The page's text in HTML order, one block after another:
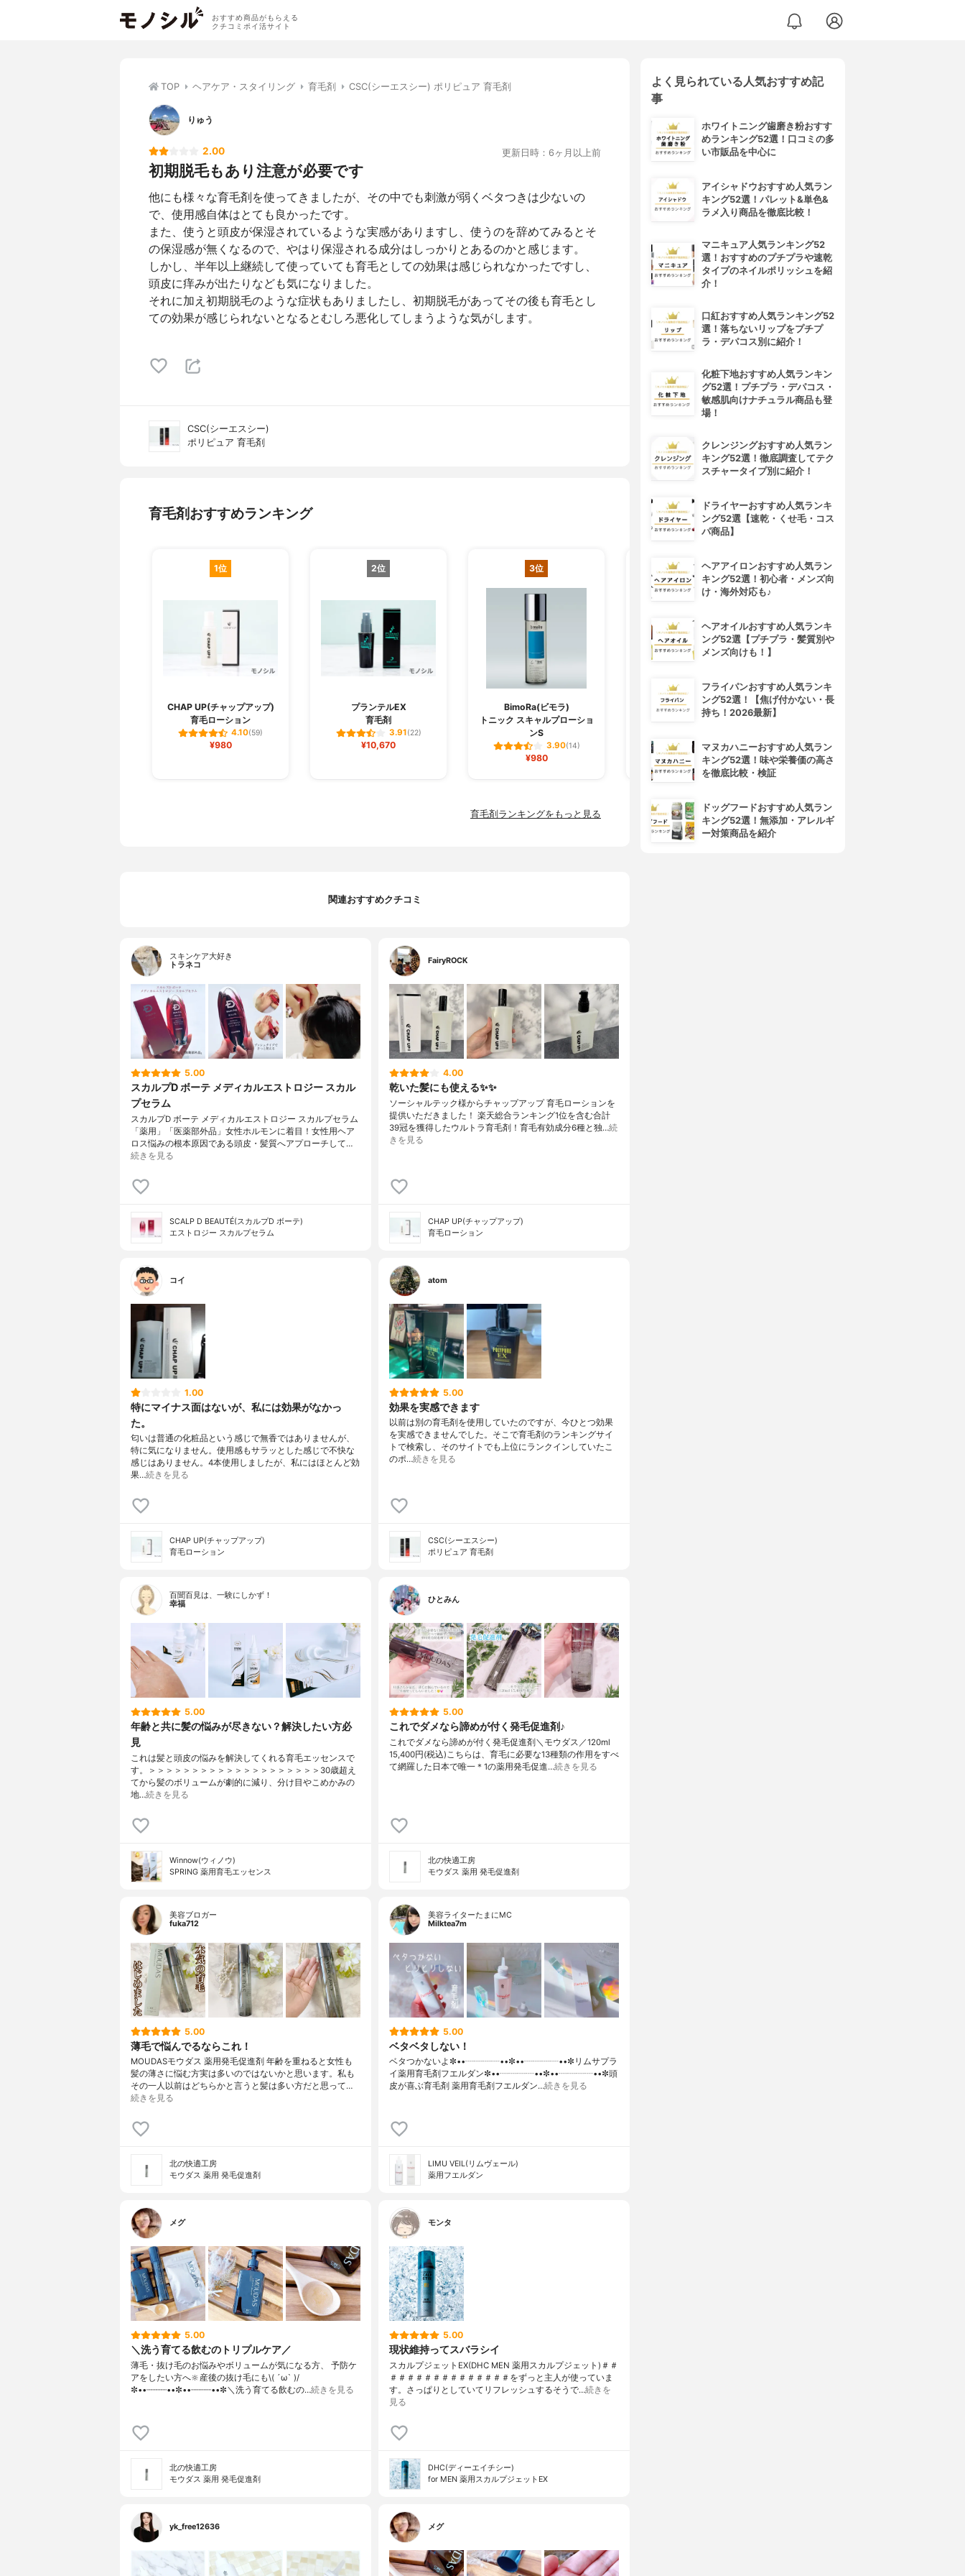
おすすめ商品がもらえる
クチコミポイ活サイト
TOP ヘアケア・スタイリング 育毛剤 CSC(シーエスシー) ポリピュア 育毛剤
りゅう
2.00 更新日時：6ヶ月以上前
初期脱毛もあり注意が必要です
他にも様々な育毛剤を使ってきましたが、その中でも刺激が弱くベタつきは少ないの
で、使用感自体はとても良かったです。
また、使うと頭皮が保湿されているような実感がありますし、使うのを辞めてみるとそ
の保湿感が無くなるので、やはり保湿される成分はしっかりとあるのかと感じます。
しかし、半年以上継続して使っていても育毛としての効果は感じられなかったですし、
頭皮に痒みが出たりなども気になりました。
それに加え初期脱毛のような症状もありましたし、初期脱毛があってその後も育毛とし
ての効果が感じられないとなるとむしろ悪化してしまうような気がします。
CSC(シーエスシー)
ポリピュア 育毛剤
育毛剤おすすめランキング
1位
CHAP UP(チャップアップ)
育毛ローション
4.10(59)
¥980
2位
プランテルEX
育毛剤
3.91(22)
¥10,670
3位
BimoRa(ビモラ)
トニック スキャルプローショ
ンS
3.90(14)
¥980
4位
&GINO(アンドジーノ)
プレミアムグローパワー
¥9,020
FINJIA(フィンジア)
育毛剤ランキングをもっと見る
関連おすすめクチコミ
スキンケア大好き
トラネコ
5.00
スカルプD ボーテ メディカルエストロジー スカル
プセラム
スカルプD ボーテ メディカルエストロジー スカルプセラム
「薬用」「医薬部外品」女性ホルモンに着目！女性用ヘア
ロス悩みの根本原因である頭皮・髪質へアプローチして…
続きを見る
SCALP D BEAUTÉ(スカルプD ボーテ)
エストロジー スカルプセラム
FairyROCK
4.00
乾いた髪にも使える✨✨
ソーシャルテック様からチャップアップ 育毛ローションを
提供いただきました！ 楽天総合ランキング1位を含む合計
39冠を獲得したウルトラ育毛剤！育毛有効成分6種と独…続
きを見る
CHAP UP(チャップアップ)
育毛ローション
コイ
1.00
特にマイナス面はないが、私には効果がなかっ
た。
匂いは普通の化粧品という感じで無香ではありませんが、
特に気になりません。使用感もサラッとした感じで不快な
感じはありません。4本使用しましたが、私にはほとんど効
果…続きを見る
CHAP UP(チャップアップ)
育毛ローション
atom
5.00
効果を実感できます
以前は別の育毛剤を使用していたのですが、今ひとつ効果
を実感できませんでした。そこで育毛剤のランキングサイ
トで検索し、そのサイトでも上位にランクインしていたこ
のポ…続きを見る
CSC(シーエスシー)
ポリピュア 育毛剤
百聞百見は、一験にしかず！
幸福
5.00
年齢と共に髪の悩みが尽きない？解決したい方必
見
これは髪と頭皮の悩みを解決してくれる育毛エッセンスで
す。＞＞＞＞＞＞＞＞＞＞＞＞＞＞＞＞＞＞＞＞30歳超え
てから髪のボリュームが劇的に減り、分け目やこめかみの
地…続きを見る
Winnow(ウィノウ)
SPRING 薬用育毛エッセンス
ひとみん
5.00
これでダメなら諦めが付く発毛促進剤♪
これでダメなら諦めが付く発毛促進剤＼モウダス／120ml
15,400円(税込)こちらは、育毛に必要な13種類の作用をすべ
て網羅した日本で唯一＊1の薬用発毛促進…続きを見る
北の快適工房
モウダス 薬用 発毛促進剤
美容ブロガー
fuka712
5.00
薄毛で悩んでるならこれ！
MOUDASモウダス 薬用発毛促進剤 年齢を重ねると女性も
髪の薄さに悩む方実は多いのではないかと思います。私も
その一人以前はどちらかと言うと髪は多い方だと思って…
続きを見る
北の快適工房
モウダス 薬用 発毛促進剤
美容ライターたまにMC
Milktea7m
5.00
ベタベタしない！
ベタつかないよ✼••┈┈┈┈••✼••┈┈┈┈••✼リムサプラ
イ薬用育毛剤フエルダン✼••┈┈┈┈••✼••┈┈┈┈••✼頭
皮が喜ぶ育毛剤 薬用育毛剤フエルダン…続きを見る
LIMU VEIL(リムヴェール)
薬用フエルダン
メグ
5.00
＼洗う育てる飲むのトリプルケア／
薄毛・抜け毛のお悩みやボリュームが気になる方、 予防ケ
アをしたい方へ🔆産後の抜け毛にも\( ´ω` )/
✼••┈┈┈┈••✼••┈┈┈┈••✼＼洗う育てる飲むの…続きを見る
北の快適工房
モウダス 薬用 発毛促進剤
モンタ
5.00
現状維持ってスバラシイ
スカルプジェットEX(DHC MEN 薬用スカルプジェット)＃＃
＃＃＃＃＃＃＃＃＃＃＃＃＃＃をずっと主人が使っていま
す。さっぱりとしていてリフレッシュするそうで…続きを
見る
DHC(ディーエイチシー)
for MEN 薬用スカルプジェットEX
yk_free12636 メグ
よく見られている人気おすすめ記
事
ホワイトニング歯磨き粉おすす
めランキング52選！口コミの多
い市販品を中心に
アイシャドウおすすめ人気ラン
キング52選！パレット&単色&
ラメ入り商品を徹底比較！
マニキュア人気ランキング52
選！おすすめのプチプラや速乾
タイプのネイルポリッシュを紹
介！
口紅おすすめ人気ランキング52
選！落ちないリップをプチプ
ラ・デパコス別に紹介！
化粧下地おすすめ人気ランキン
グ52選！プチプラ・デパコス・
敏感肌向けナチュラル商品も登
場！
クレンジングおすすめ人気ラン
キング52選！徹底調査してテク
スチャータイプ別に紹介！
ドライヤーおすすめ人気ランキ
ング52選【速乾・くせ毛・コス
パ商品】
ヘアアイロンおすすめ人気ラン
キング52選！初心者・メンズ向
け・海外対応も♪
ヘアオイルおすすめ人気ランキ
ング52選【プチプラ・髪質別や
メンズ向けも！】
フライパンおすすめ人気ランキ
ング52選！【焦げ付かない・長
持ち！2026最新】
マヌカハニーおすすめ人気ラン
キング52選！味や栄養価の高さ
を徹底比較・検証
ドッグフードおすすめ人気ラン
キング52選！無添加・アレルギ
ー対策商品を紹介